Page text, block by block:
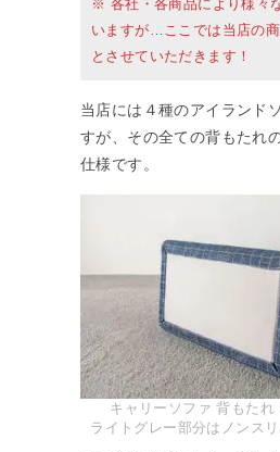
※ 各社・各商品により様々
いますが…ここでは当店の
とさせていただきます！
当店には４種のアイランド
すが、その全ての背もたれ
仕様です。
キャリーソファ 背もたれ
ライトグレー部分はノンスリ